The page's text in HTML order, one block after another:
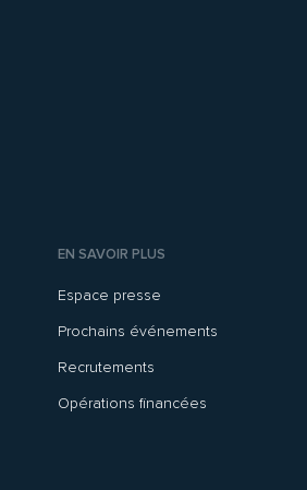
EN SAVOIR PLUS
Espace presse
Prochains événements
Recrutements
Opérations financées